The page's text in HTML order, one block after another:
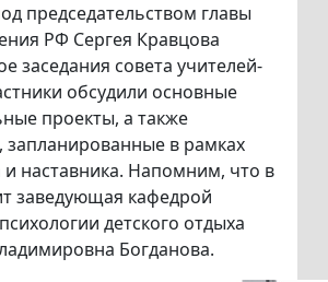
председательством главы
РФ Сергея Кравцова
заседания совета учителей-
обсудили основные
проекты, а также
запланированные в рамках
и наставника. Напомним, что в
заведующая кафедрой
детского отдыха
Богданова.